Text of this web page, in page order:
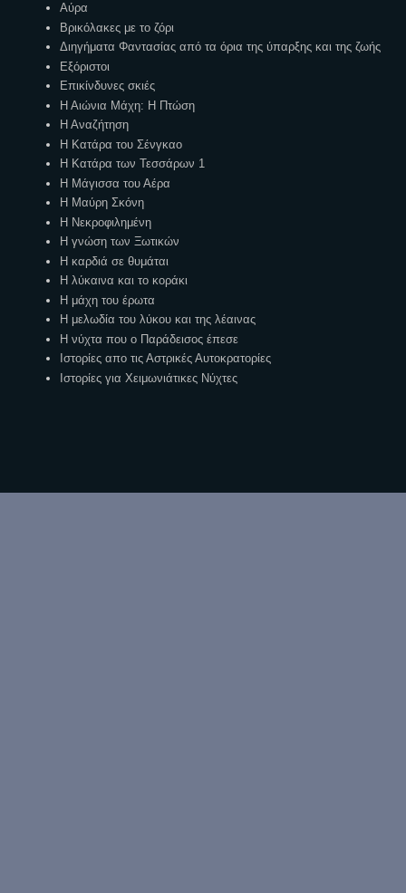
Αύρα
Βρικόλακες με το ζόρι
Διηγήματα Φαντασίας από τα όρια της ύπαρξης και της ζωής
Εξόριστοι
Επικίνδυνες σκιές
Η Αιώνια Μάχη: Η Πτώση
Η Αναζήτηση
Η Κατάρα του Σένγκαο
Η Κατάρα των Τεσσάρων 1
Η Μάγισσα του Αέρα
Η Μαύρη Σκόνη
Η Νεκροφιλημένη
Η γνώση των Ξωτικών
Η καρδιά σε θυμάται
Η λύκαινα και το κοράκι
Η μάχη του έρωτα
Η μελωδία του λύκου και της λέαινας
Η νύχτα που ο Παράδεισος έπεσε
Ιστορίες απο τις Αστρικές Αυτοκρατορίες
Ιστορίες για Χειμωνιάτικες Νύχτες